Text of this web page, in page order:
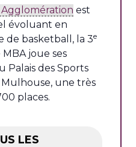
est
évoluant en
de basketball, la 3e
MBA joue ses
Palais des Sports
une très
places.
LES